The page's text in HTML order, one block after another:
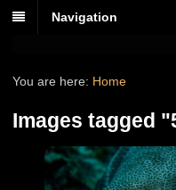
Navigation
You are here: Home
Images tagged